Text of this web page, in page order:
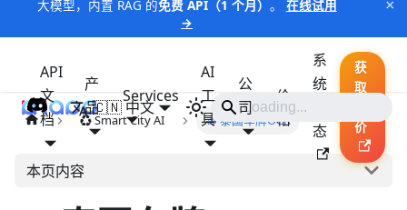
大模型，内置 RAG 的免费 API（1 个月） 。
在线试用
→
×
iApp
API
文
档
产
品
Services
AI
工
具
公
司
价
格
系
统
态
获
取
价
🇨🇳 中文
♻️ Smart City AI 🚗 泰国车牌OCR
本页内容